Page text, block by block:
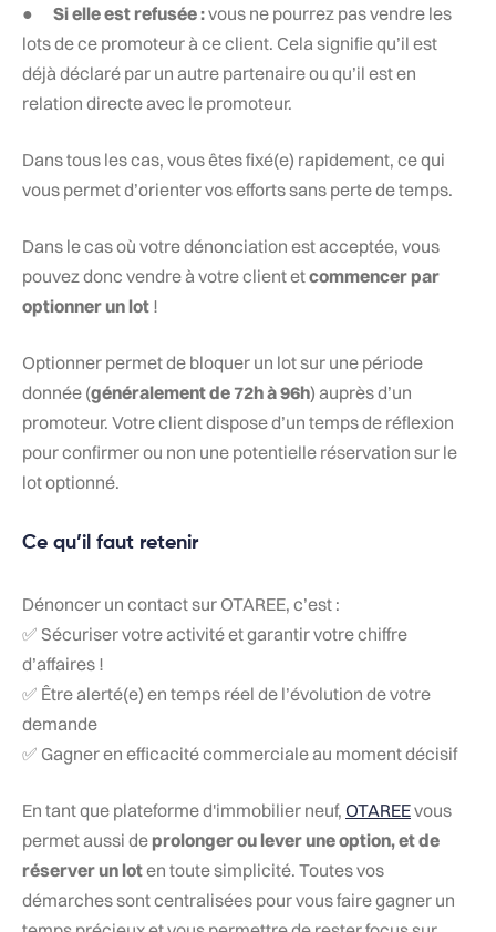
● Si elle est refusée :vous ne pourrez pas vendre les
lots de ce promoteur à ce client. Cela signifie qu’il est
déjà déclaré par un autre partenaire ou qu’il est en
relation directe avec le promoteur.
Dans tous les cas, vous êtes fixé(e) rapidement, ce qui
vous permet d’orienter vos efforts sans perte de temps.
Dans le cas où votre dénonciation est acceptée, vous
pouvez donc vendre à votre client etcommencer par
optionner un lot !
Optionner permet de bloquer un lot sur une période
donnée (généralement de 72h à 96h) auprès d’un
promoteur. Votre client dispose d’un temps de réflexion
pour confirmer ou non une potentielle réservation sur le
lot optionné.
Ce qu’il faut retenir
Dénoncer un contact sur OTAREE, c’est :
✅ Sécuriser votre activité et garantir votre chiffre
d’affaires !
✅ Être alerté(e) en temps réel de l’évolution de votre
demande
✅ Gagner en efficacité commerciale au moment décisif
En tant que plateforme d'immobilier neuf, OTAREEvous
permet aussi deprolonger ou lever une option, et de
réserver un loten toute simplicité. Toutes vos
démarches sont centralisées pour vous faire gagner un